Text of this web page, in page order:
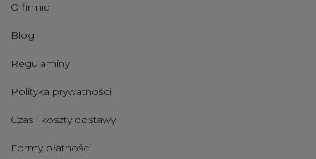
O firmie
Blog
Regulaminy
Polityka prywatności
Czas i koszty dostawy
Formy płatności